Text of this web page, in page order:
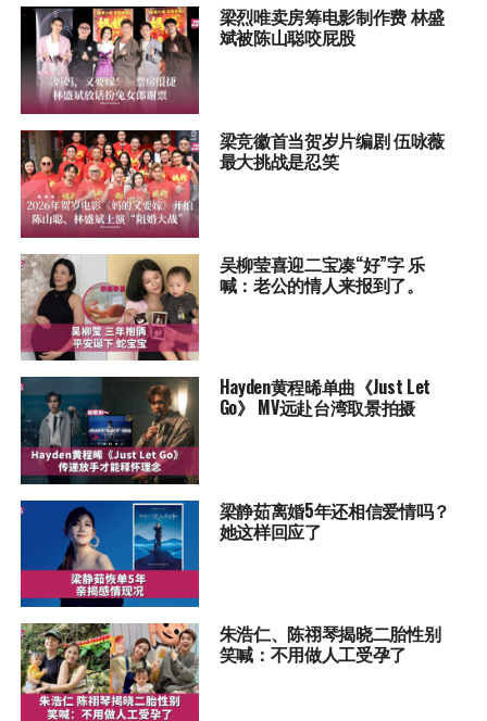
梁烈唯卖房筹电影制作费 林盛
斌被陈山聪咬屁股
梁竞徽首当贺岁片编剧 伍咏薇
最大挑战是忍笑
吴柳莹喜迎二宝凑“好”字 乐
喊：老公的情人来报到了。
Hayden黄程晞单曲《Just Let
Go》 MV远赴台湾取景拍摄
梁静茹离婚5年还相信爱情吗？
她这样回应了
朱浩仁、陈祤琴揭晓二胎性别
笑喊：不用做人工受孕了